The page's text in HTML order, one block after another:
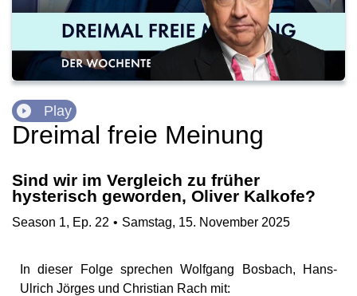
Play
Dreimal freie Meinung
Sind wir im Vergleich zu früher
hysterisch geworden, Oliver Kalkofe?
Season 1, Ep. 22 • Samstag, 15. November 2025
In dieser Folge sprechen Wolfgang Bosbach, Hans-
Ulrich Jörges und Christian Rach mit: